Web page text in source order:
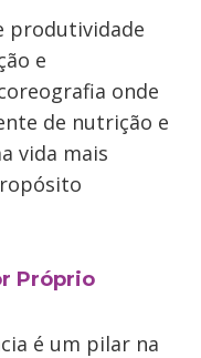
produtividade
e
onde
de nutrição e
vida mais
Próprio
é um pilar na